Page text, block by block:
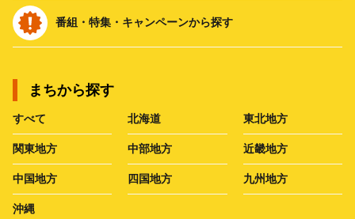
番組・特集・キャンペーンから探す
まちから探す
すべて 北海道 東北地方
関東地方 中部地方 近畿地方
中国地方 四国地方 九州地方
沖縄